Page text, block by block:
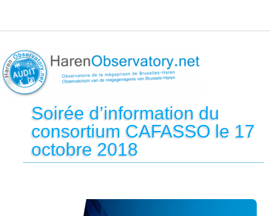
Soirée d’information du
consortium CAFASSO le 17
octobre 2018